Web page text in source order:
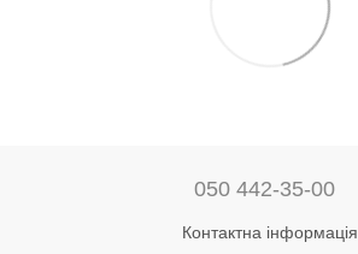
050 442-35-00
Контактна інформація